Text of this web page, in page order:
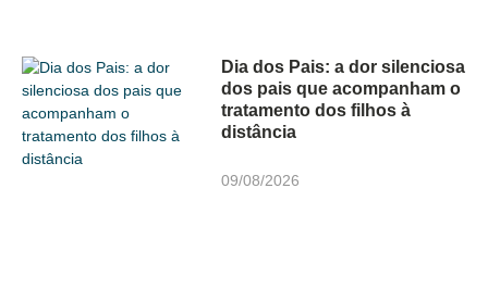
Dia dos Pais: a dor silenciosa
dos pais que acompanham o
tratamento dos filhos à
distância
09/08/2026